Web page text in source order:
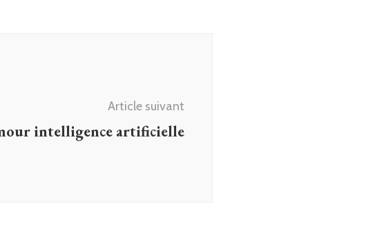
Article suivant
intelligence artificielle